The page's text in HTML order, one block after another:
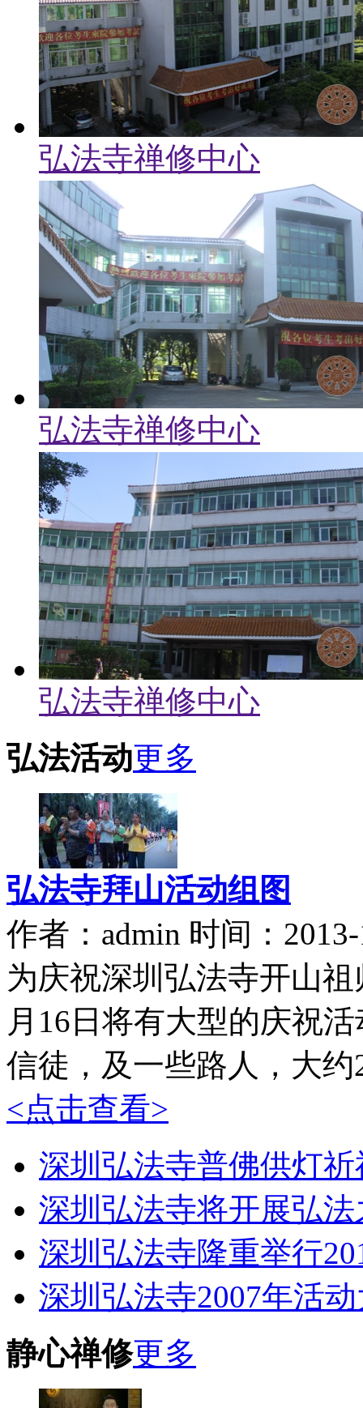
弘法寺禅修中心
弘法寺禅修中心
弘法寺禅修中心
弘法活动更多
弘法寺拜山活动组图
作者：admin 时间：
为庆祝深圳弘法寺开山
月16日将有大型的庆祝
信徒，及一些路人，大
<点击查看>
深圳弘法寺普佛供灯
深圳弘法寺将开展弘
深圳弘法寺隆重举行
深圳弘法寺2007年活
静心禅修更多